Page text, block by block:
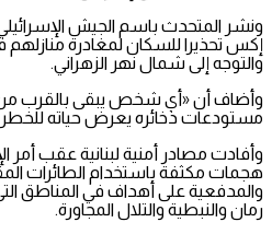
ونشر المتحدث باسم الجيش
إكس تحذيرا للسكان لمغادرة
والتوجه إلى شمال نهر الزهراني.
وأضاف أن «أي شخص يبقى بالقرب من
مستودعات ذخائره يعرض حياته
وأفادت مصادر أمنية لبنانية عقب أمر
هجمات مكثفة باستخدام الطائرات
والمدفعية على أهداف في المناطق
رمان والنبطية والتلال المجاورة.